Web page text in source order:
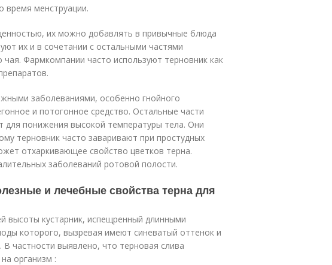
время менструации.
их можно добавлять в привычные блюда
их и в сочетании с остальными частями
чая. Фармкомпании часто используют терновник как
заболеваниями, особенно гнойного
и потогонное средство. Остальные части
для понижения высокой температуры тела. Они
терновник часто заваривают при простудных
отхаркивающее свойство цветков терна.
заболеваний ротовой полости.
и лечебные свойства терна для
высоты кустарник, испещренный длинными
которого, вызревая имеют синеватый оттенок и
частности выявлено, что терновая слива
организм :